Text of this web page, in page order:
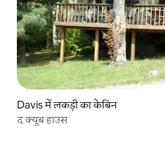
Davis में लकड़ी का केबिन
द क्यूब हाउस